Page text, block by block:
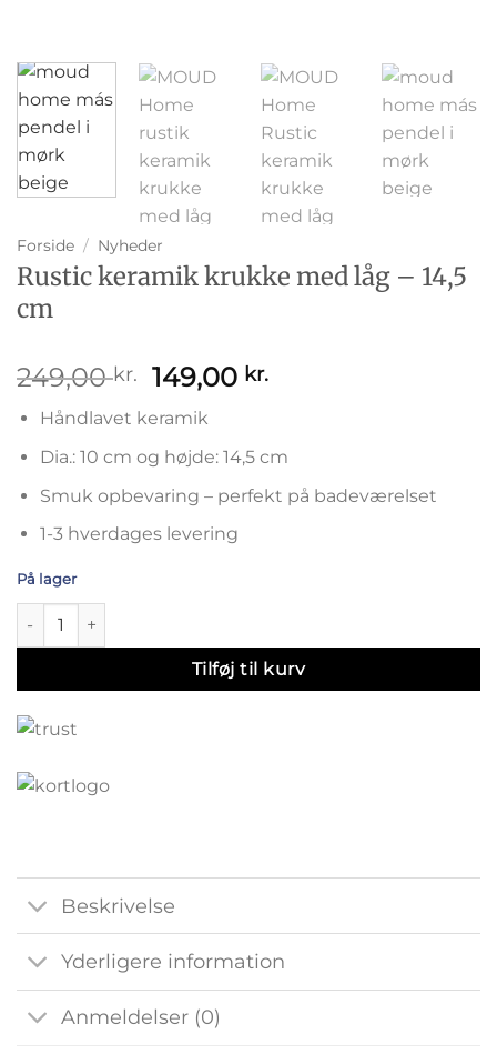
Forside / Nyheder
Rustic keramik krukke med låg – 14,5
cm
249,00kr.
Den
oprindelige
pris
var:
249,00 kr..
149,00 kr.Den
er:
149,00 kr..
Håndlavet keramik
Dia.: 10 cm og højde: 14,5 cm
Smuk opbevaring – perfekt på badeværelset
1-3 hverdages levering
På lager
Rustic keramik krukke med låg - 14,5 cm antal
Tilføj til kurv
Beskrivelse
Yderligere information
Anmeldelser (0)